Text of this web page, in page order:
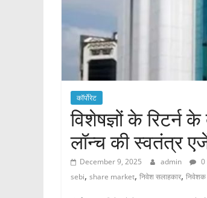
कॉर्पोरेट
विशेषज्ञों के रिटर्न
लॉन्च की स्वतंत्र
December 9, 2025 admin 0
sebi, share market, निवेश सलाहकार, निवेशक